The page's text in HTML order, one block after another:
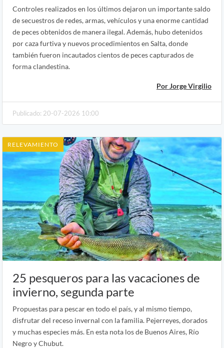
Controles realizados en los últimos dejaron un importante saldo
de secuestros de redes, armas, vehículos y una enorme cantidad
de peces obtenidos de manera ilegal. Además, hubo detenidos
por caza furtiva y nuevos procedimientos en Salta, donde
también fueron incautados cientos de peces capturados de
forma clandestina.
Por Jorge Virgilio
Publicado: 20-07-2026 10:00
RELEVAMIENTO
25 pesqueros para las vacaciones de
invierno, segunda parte
Propuestas para pescar en todo el país, y al mismo tiempo,
disfrutar del receso invernal con la familia. Pejerreyes, dorados
y muchas especies más. En esta nota los de Buenos Aires, Río
Negro y Chubut.